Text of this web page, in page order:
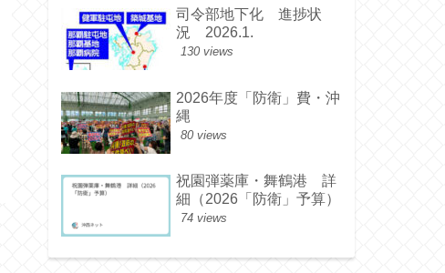
司令部地下化 進捗状
況 2026.1.
130 views
2026年度「防衛」費・沖
縄
80 views
祝園弾薬庫・舞鶴港 詳
細（2026「防衛」予算）
74 views